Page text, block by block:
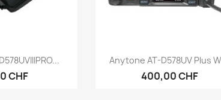
CHF
Anteprima
Anytone AT-D578UV Plus
400,00 CHF